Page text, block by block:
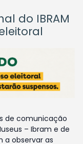
do IBRAM
de comunicação
– Ibram e de
a observar as